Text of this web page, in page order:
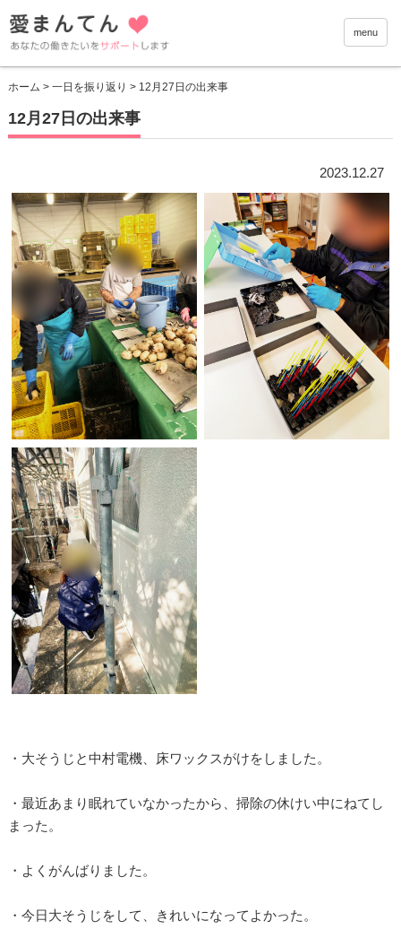
愛まん
menu
ホーム > 一日を振り返り > 12月27日の出来事
12月27日の出来事
2023.12.27
・大そうじと中村電機、床ワックスがけをしました。
・最近あまり眠れていなかったから、掃除の休けい中にねてし
まった。
・よくがんばりました。
・今日大そうじをして、きれいになってよかった。